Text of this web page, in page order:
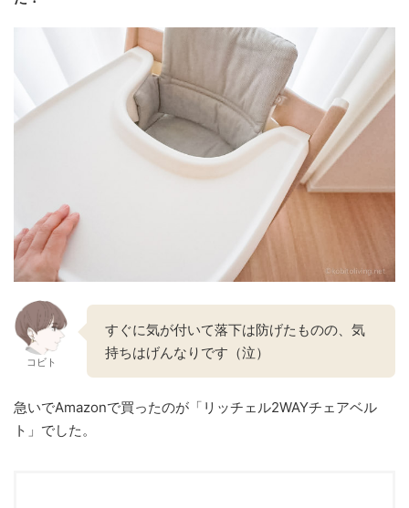
コビト
すぐに気が付いて落下は防げたものの、気
持ちはげんなりです（泣）
急いでAmazonで買ったのが「リッチェル2WAYチェアベル
ト」でした。